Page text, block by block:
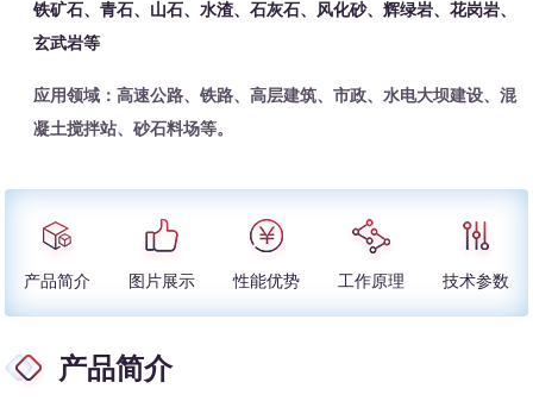
铁矿石、青石、山石、水渣、石灰石、风化砂、辉绿岩、花岗岩、
玄武岩等
应用领域：高速公路、铁路、高层建筑、市政、水电大坝建设、混
凝土搅拌站、砂石料场等。
产品简介 图片展示 性能优势 工作原理 技术参数
产品简介